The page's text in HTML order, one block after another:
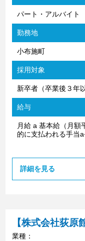
パート・アルバイト
勤務地
小布施町
採用対象
新卒者（卒業後３年
給与
月給 a 基本給（月額
的に支払われる手当
詳細を見る
【株式会社荻原
業種：